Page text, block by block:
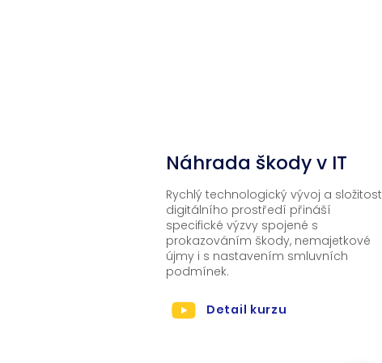
Náhrada škody v IT
Rychlý technologický vývoj a složitost
digitálního prostředí přináší
specifické výzvy spojené s
prokazováním škody, nemajetkové
újmy i s nastavením smluvních
podmínek.
Detail kurzu